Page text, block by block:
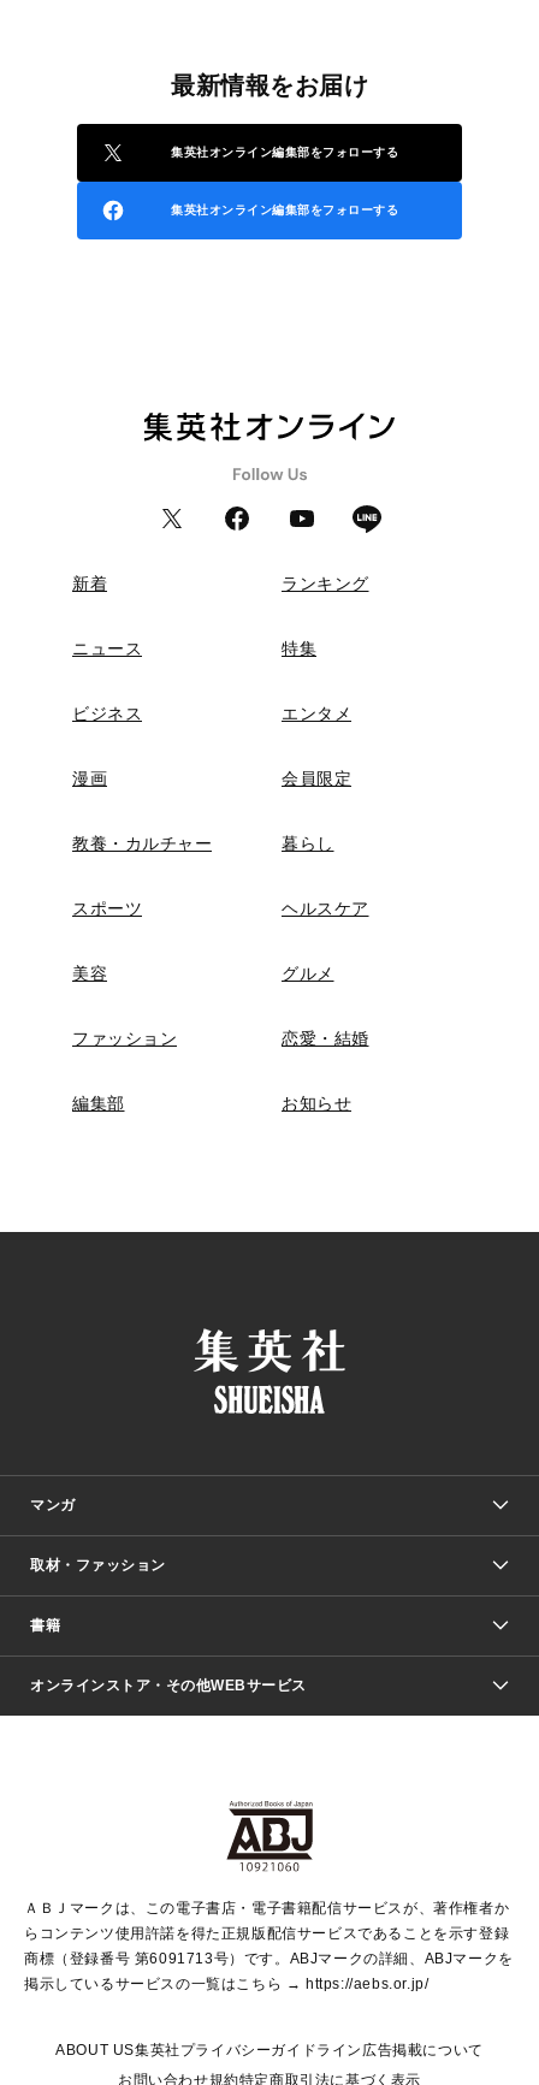
最新情報をお届け
集英社オンライン編集部をフォローする
集英社オンライン編集部をフォローする
新着 ランキング
ニュース 特集
ビジネス エンタメ
漫画 会員限定
教養・カルチャー 暮らし
スポーツ ヘルスケア
美容 グルメ
ファッション 恋愛・結婚
編集部 お知らせ
マンガ
少年マンガ
Vジャンプ
ジャンプルーキー！
ジャンプTOON
S-MANGA
集英社ジャンプリミックス
週刊ヤングジャンプ
ウルトラジャンプ
少女マンガ
リマコミ＋
マンガMeets
月刊オフィスユー
取材・ファッション
Seventeen
LEE
Marisol
T JAPAN:The New York Times Style Magazine
芸能・情報・スポーツ
パラスポ＋！
書籍
文芸・文庫・総合
青春と読書
アジア人物史
集英社新書
集英社新書プラス
よみタイ
ライトノベル・ノベライズ
集英社Webマガジン Cobalt
集英社オレンジ文庫
シフォン文庫
JUMP j BOOKS
集英社みらい文庫
S-KIDS.LAND
オンラインストア・その他WEBサービス
SHUEISHA MANGA-ART HERITAGE
HAPPY PLUS STORE
shueisha vox
EDITOR'S LAB
ＡＢＪマークは、この電子書店・電子書籍配信サービスが、著作権者か
らコンテンツ使用許諾を得た正規版配信サービスであることを示す登録
商標（登録番号 第6091713号）です。ABJマークの詳細、ABJマークを
掲示しているサービスの一覧はこちら → https://aebs.or.jp/
ABOUT US集英社プライバシーガイドライン 広告掲載について
お問い合わせ規約特定商取引法に基づく表示